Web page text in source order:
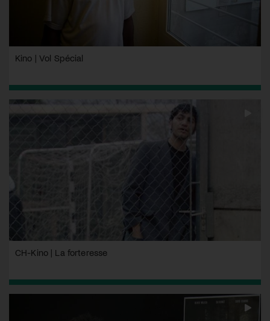
Kino | Vol Spécial
CH-Kino | La forteresse